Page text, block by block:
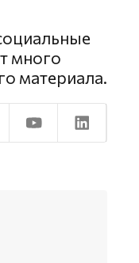
много
материала.